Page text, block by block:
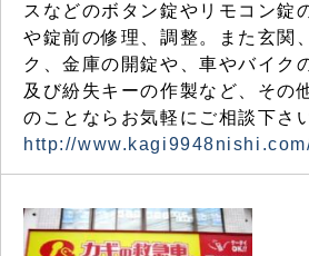
スなどのボタン錠やリモコン錠
や錠前の修理、調整。また玄関
ク、金庫の開錠や、車やバイク
及び紛失キーの作製など、その
のことならお気軽にご相談下さ
http://